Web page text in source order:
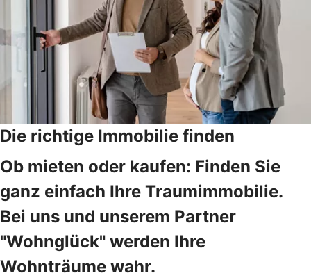
Die richtige Immobilie finden
Ob mieten oder kaufen: Finden Sie
ganz einfach Ihre Traumimmobilie.
Bei uns und unserem Partner
"Wohnglück" werden Ihre
Wohnträume wahr.